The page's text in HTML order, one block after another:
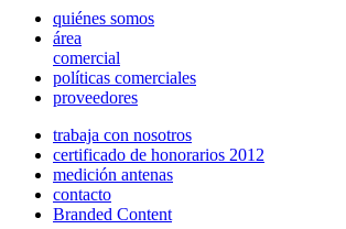
quiénes somos
área
comercial
políticas comerciales
proveedores
trabaja con nosotros
certificado de honorarios 2012
medición antenas
contacto
Branded Content